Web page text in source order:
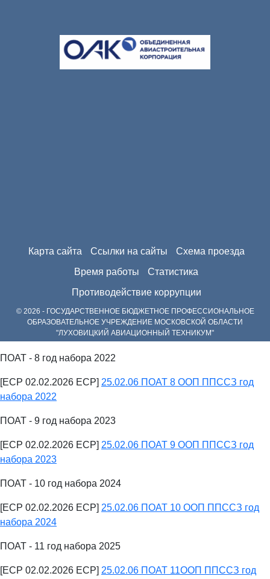
Карта сайта Ссылки на сайты
Схема проезда
Время работы
Статистика
Противодействие коррупции
© 2026 - ГОСУДАРСТВЕННОЕ БЮДЖЕТНОЕ ПРОФЕССИОНАЛЬНОЕ
ОБРАЗОВАТЕЛЬНОЕ УЧРЕЖДЕНИЕ МОСКОВСКОЙ ОБЛАСТИ
"ЛУХОВИЦКИЙ АВИАЦИОННЫЙ ТЕХНИКУМ"
ПОАТ - 8 год набора 2022
[ECP 02.02.2026 ECP] 25.02.06 ПОАТ 8 ООП ППССЗ год
набора 2022
ПОАТ - 9 год набора 2023
[ECP 02.02.2026 ECP] 25.02.06 ПОАТ 9 ООП ППССЗ год
набора 2023
ПОАТ - 10 год набора 2024
[ECP 02.02.2026 ECP] 25.02.06 ПОАТ 10 ООП ППССЗ год
набора 2024
ПОАТ - 11 год набора 2025
[ECP 02.02.2026 ECP] 25.02.06 ПОАТ 11ООП ППССЗ год